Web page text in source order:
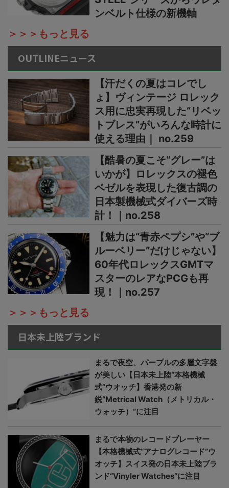
ンベルト仕様の新機軸
＞＞＞もっと見る
OUTLINEニュース
【汗だくの夏はコレでし
ょ】ヴィンテージ ロレック
ス用に忠実再現した“リベッ
トブレス”がいろんな時計に
使える理由｜ no.259
【酷暑の夏こそ“グレー”は
いかが】ロレックスの褪色
ベゼルを表現した復古調の
日本製機械式ダイバーズ時
計！｜no.258
【魅力は“青赤ペプシ”や“ブ
ルーベリー”だけじゃない】
60年代ロレックスGMTマ
スターのレアなPCGも再
現！｜no.257
＞＞＞もっと見る
日本未上陸ブランド
まるで夜空、パープルの多層文字盤
が美しい【日本未上陸“本格機械
式”ウオッチ】香港発の新
鋭“Metrical Watch（メトリカル・
ウォッチ）”に注目
まるで本物のレコードプレーヤー
【本格機械式“アナログレコード”ウ
オッチ】スイス発の日本未上陸ブラ
ンド“Vinyler Watches”に注目